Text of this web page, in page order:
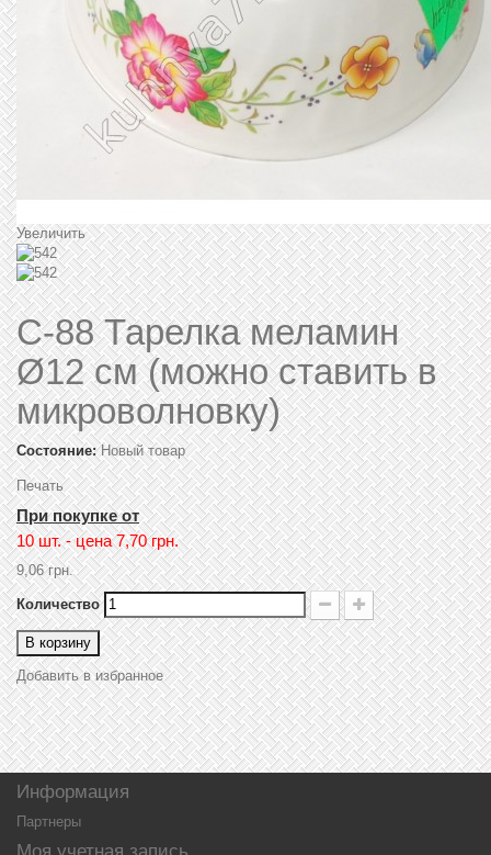
Увеличить
C-88 Тарелка меламин
Ø12 см (можно ставить в
микроволновку)
Состояние: Новый товар
Печать
При покупке от
10 шт. - цена7,70 грн.
9,06 грн.
Количество
В корзину
Добавить в избранное
Информация
Партнеры